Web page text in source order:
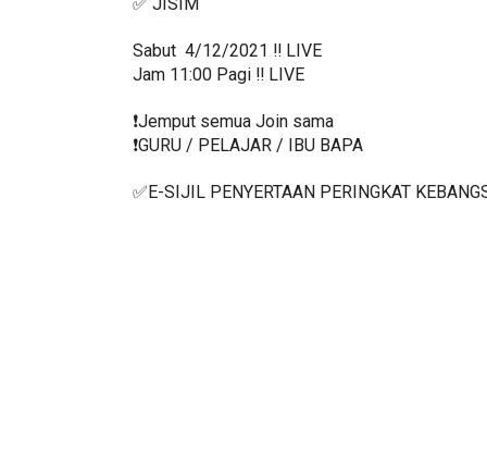
Sabut  4/12/2021 ‼️ LIVE
Jam 11:00 Pagi ‼️ LIVE
❗️Jemput semua Join sama
❗️GURU / PELAJAR / IBU BAPA
✅E-SIJIL PENYERTAAN PERINGKAT